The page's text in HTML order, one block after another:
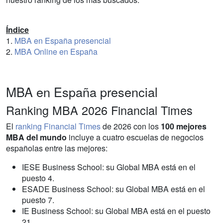
Índice
1. MBA en España presencial
2. MBA Online en España
MBA en España presencial
Ranking MBA 2026 Financial Times
El ranking Financial Timesde 2026 con los 100 mejores
MBA del mundo incluye a cuatro escuelas de negocios
españolas entre las mejores:
IESE Business School: su Global MBA está en el
puesto 4.
ESADE Business School: su Global MBA está en el
puesto 7.
IE Business School: su Global MBA está en el puesto